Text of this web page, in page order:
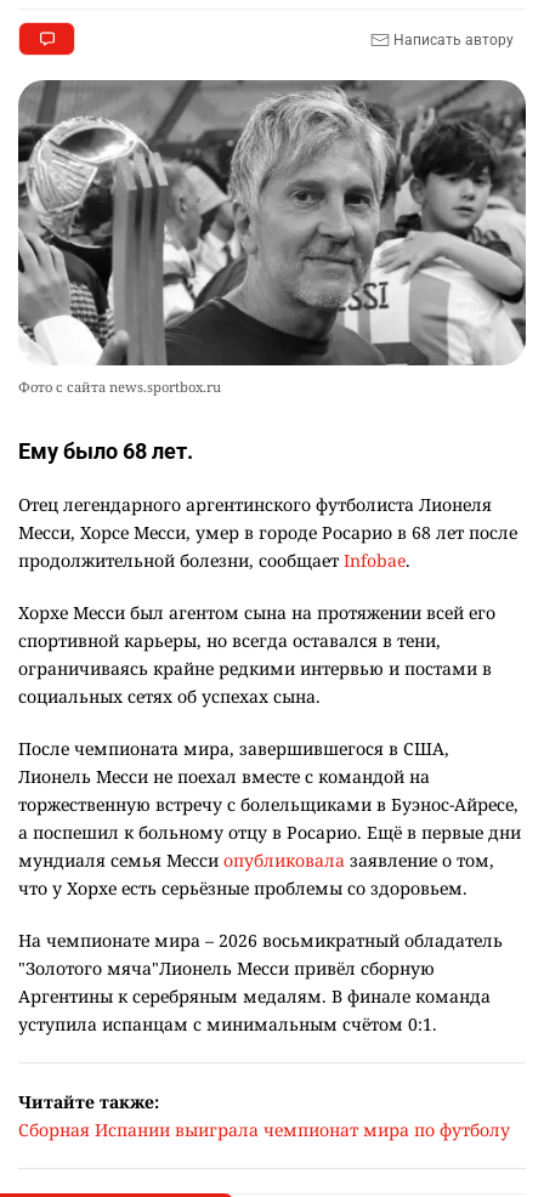
9
👀 Опубликован список обладателей
0 8
10
🪱 "Мы думаем, что правим миром, но это не
так". Как дьявольские черви меняют наше
представление о жизни на Земле
2353 0 12
Написать автору
Фото с сайта news.sportbox.ru
Ему было 68 лет.
Отец легендарного аргентинского футболиста Лионеля
Месси, Хорсе Месси, умер в городе Росарио в 68 лет после
продолжительной болезни, сообщает Infobae.
Хорхе Месси был агентом сына на протяжении всей его
спортивной карьеры, но всегда оставался в тени,
ограничиваясь крайне редкими интервью и постами в
социальных сетях об успехах сына.
После чемпионата мира, завершившегося в США,
Лионель Месси не поехал вместе с командой на
торжественную встречу с болельщиками в Буэнос-Айресе,
а поспешил к больному отцу в Росарио. Ещё в первые дни
мундиаля семья Месси опубликовала заявление о том,
что у Хорхе есть серьёзные проблемы со здоровьем.
На чемпионате мира – 2026 восьмикратный обладатель
"Золотого мяча"Лионель Месси привёл сборную
Аргентины к серебряным медалям. В финале команда
уступила испанцам с минимальным счётом 0:1.
Читайте также:
Сборная Испании выиграла чемпионат мира по футболу